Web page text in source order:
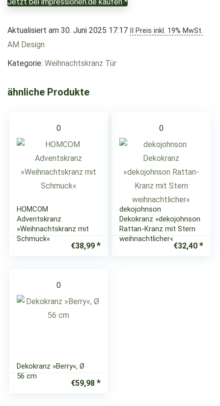
Aktualisiert am 30. Juni 2025 17:17 II Preis inkl. 19% MwSt.
AM Design
Kategorie: Weihnachtskranz Tür
ähnliche Produkte
0
HOMCOM
Adventskranz
»Weihnachtskranz mit
Schmuck«
€38,99
0
dekojohnson
Dekokranz »dekojohnson
Rattan-Kranz mit Stern
weihnachtlicher«
€32,40
0
Dekokranz »Berry«, Ø
56 cm
€59,98